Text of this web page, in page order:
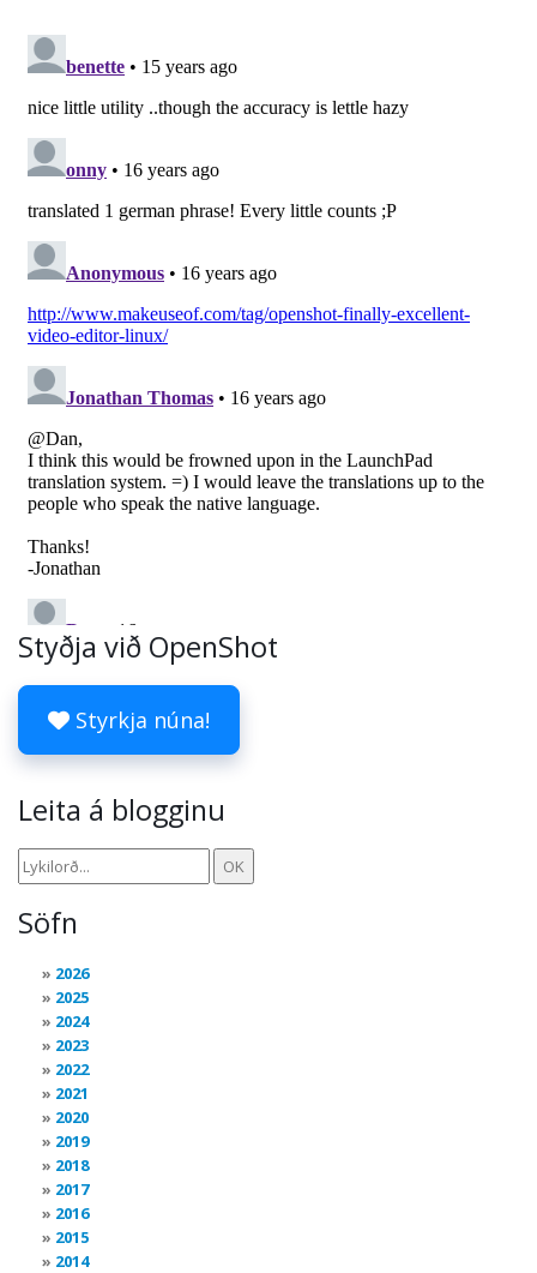
Styðja við OpenShot
Styrkja núna!
Leita á blogginu
Söfn
2026
2025
2024
2023
2022
2021
2020
2019
2018
2017
2016
2015
2014